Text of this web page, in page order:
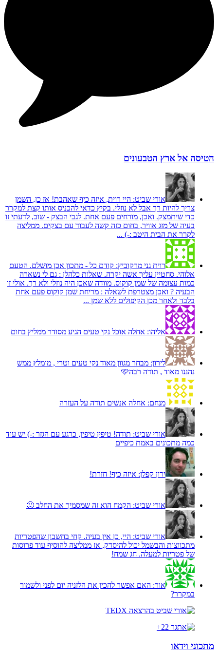
הטיסה אל ארץ הטבעונים
אורי שביט: היי רוית, איזה כיף שאהבת! אז כן, השמן
צריך להיות רך אבל לא נוזלי. בקיץ כדאי להכניס אותו קצת למקרר
כדי שיתמצק. ואכן, מורחים פעם אחת. לגבי הבצק - שוב, לדעתי זו
בעיה של מזג אוויר, בחום כזה קשה לעבוד עם בצקים. ממליצה
לקרר את הבית היטב :-) ...
רוית גני מרקוביץ: קודם כל - מתכון אכן מושלם. הטעם
אלוהי. סחטיין עליך אשה יקרה. שאלות כלהלן : גם לי נשארה
כמות עצומה של שמן קוקוס. מוודה שאכן היה נוזלי ולא רך. אולי זו
הבעיה ? ואכן מצטרפת לשאלה : מריחת שמן קוקוס פעם אחת
בלבד ולאחר מכן הקיפולים ללא שמן ...
אליהו: אחלה אוכל נקי טעים הגיע מסודר ממליץ בחום
לירון: מבחר מגוון מאוד נקי טעים וטרי , מומלץ ממש
נהננו מאוד , תודה רבה🩷
מנחם: אחלה אנשים תודה על העזרה
אורי שביט: תודה! טיפין טיפין, כרגע עם הגזר :-) יש עוד
כמה מתכונים באמת כיפיים
ירון קפלן: איזה כיף! חזרת!
אורי שביט: הקמח הוא זה שמסמיך את החלב 🙂
אורי שביט: היי, כן אין בעיה. קחי בחשבון שהפטריות
מתכווצות והבשמל יכול להיסדק, אז ממליצה להוסיף עוד פרוסות
של פטריות למעלה. חג שמח!
אור: האם אפשר להכין את הלזניה יום לפני ולשמור
במקרר?
מתכוני וידאו